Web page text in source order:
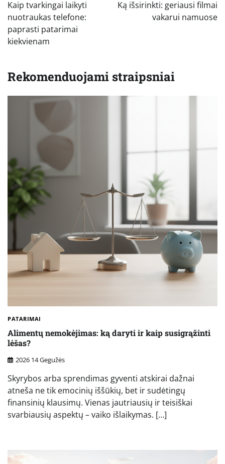
įrašų
Kaip tvarkingai laikyti
nuotraukas telefone:
paprasti patarimai
kiekvienam
Ką išsirinkti: geriausi filmai
vakarui namuose
Rekomenduojami straipsniai
PATARIMAI
Alimentų nemokėjimas: ką daryti ir kaip susigrąžinti
lėšas?
2026 14 Gegužės
Skyrybos arba sprendimas gyventi atskirai dažnai
atneša ne tik emocinių iššūkių, bet ir sudėtingų
finansinių klausimų. Vienas jautriausių ir teisiškai
svarbiausių aspektų – vaiko išlaikymas. […]